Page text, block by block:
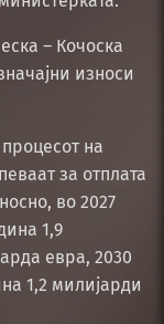
– Кочоска
износи
на
за отплата
во 2027
1,9
евра, 2030
1,2 милијарди